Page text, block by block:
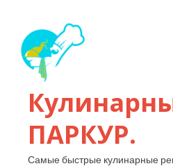
ПАРКУР.
Самые быстрые кулинарные